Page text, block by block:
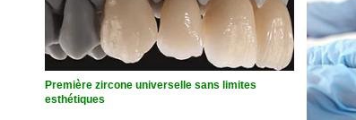
Première zircone universelle sans limites
esthétiques